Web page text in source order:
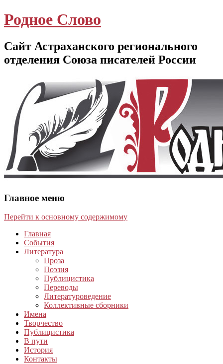
Родное Слово
Сайт Астраханского регионального
отделения Союза писателей России
Главное меню
Перейти к основному содержимому
Главная
События
Литература
Проза
Поэзия
Публицистика
Переводы
Литературоведение
Коллективные сборники
Имена
Творчество
Публицистика
В пути
История
Контакты